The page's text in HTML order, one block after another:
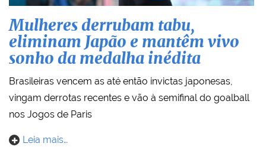
Mulheres derrubam tabu,
eliminam Japão e mantêm vivo
sonho da medalha inédita
Brasileiras vencem as até então invictas japonesas,
vingam derrotas recentes e vão à semifinal do goalball
nos Jogos de Paris
Leia mais…